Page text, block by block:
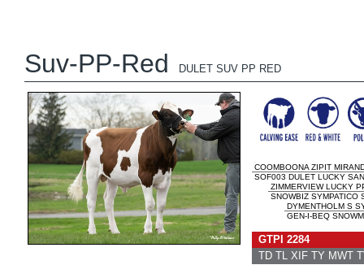
Suv-PP-Red DULET SUV PP RED
COOMBOONA ZIPIT
SOF003 DULET LUCKY
ZIMMERVIEW LUCKY
SNOWBIZ SYMPATICO
DYMENTHOLM S
GEN-I-BEQ
GTPI 2284
TD TL XIF TY